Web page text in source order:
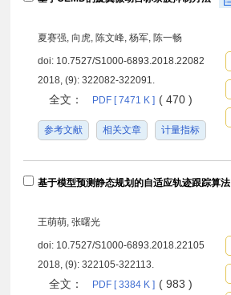
夏赛强, 向虎, 陈文峰, 杨军, 陈一畅
doi: 10.7527/S1000-6893.2018.22082
2018, (9): 322082-322091.
全文： PDF [ 7471 K ] ( 470 )
参考文献 相关文章 计量指标
基于模型预测静态规划的自适应轨迹跟踪算法
王萌萌, 张曙光
doi: 10.7527/S1000-6893.2018.22105
2018, (9): 322105-322113.
全文： PDF [ 3384 K ] ( 983 )